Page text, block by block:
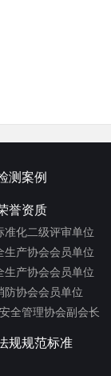
测案例
誉资质
准化二级评审单位
生产协会会员单位
生产协会会员单位
防协会会员单位
全管理协会副会长
规规范标准